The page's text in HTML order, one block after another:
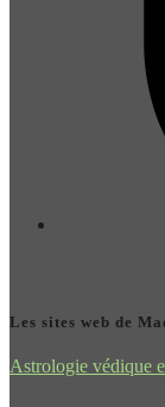
Les sites web de
Astrologie védique